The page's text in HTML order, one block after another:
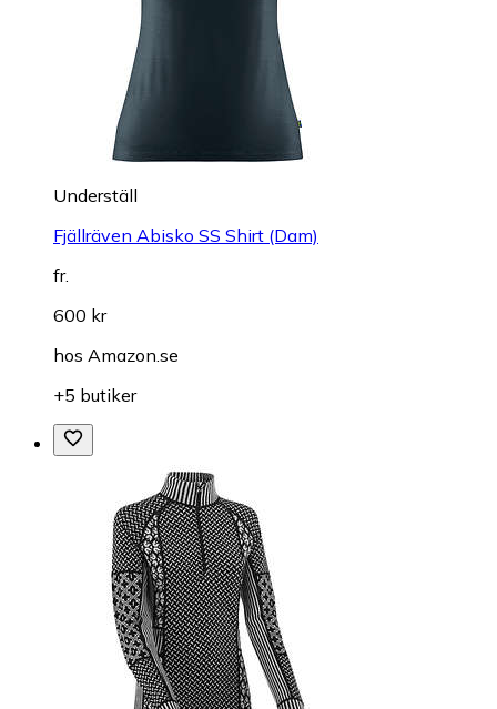
Underställ
Fjällräven Abisko SS Shirt (Dam)
fr.
600 kr
hos Amazon.se
+5 butiker